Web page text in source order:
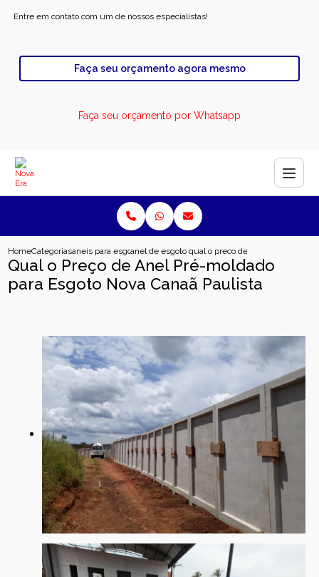
Entre em contato com um de nossos especialistas!
Faça seu orçamento agora mesmo
Faça seu orçamento por Whatsapp
HomeCategoriasaneis para esgotoanel de esgoto industrialqual o preco de anel pre
Qual o Preço de Anel Pré-moldado
para Esgoto Nova Canaã Paulista